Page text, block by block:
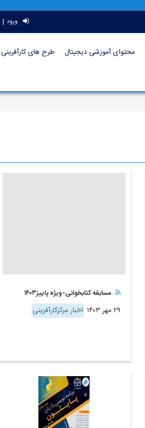
ورود |
محتوای آموزشی دیجیتال طرح های کارآفرینی
مسابقه کتابخوانی-ویژه پاییز۱۴۰۳
۲۹ مهر ۱۴۰۳ اخبار مرکزکارآفرینی